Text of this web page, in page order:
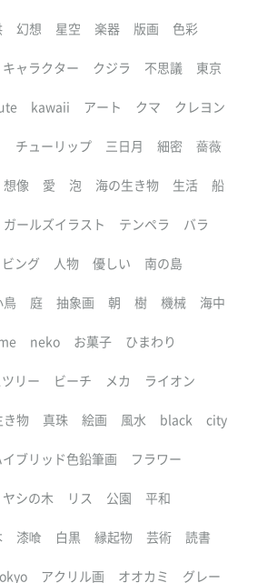
幻想 星空 楽器 版画 色彩
キャラクター クジラ 不思議 東京
kawaii アート クマ クレヨン
チューリップ 三日月 細密 薔薇
想像 愛 泡 海の生き物 生活 船
ガールズイラスト テンペラ バラ
ビング 人物 優しい 南の島
鳥 庭 抽象画 朝 樹 機械 海中
neko お菓子 ひまわり
リー ビーチ メカ ライオン
き物 真珠 絵画 風水 black city
イブリッド色鉛筆画 フラワー
ヤシの木 リス 公園 平和
漆喰 白黒 縁起物 芸術 読書
アクリル画 オオカミ グレー